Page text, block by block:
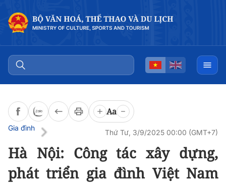
Aa
Gia đình
Thứ Tư, 3/9/2025 00:00 (GMT+7)
Hà Nội: Công tác xây dựng,
phát triển gia đình Việt Nam
Đọc bài